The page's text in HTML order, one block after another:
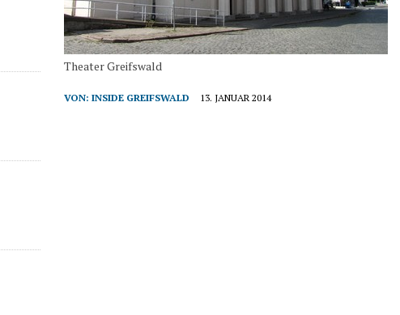
Theater Greifswald
VON:INSIDE GREIFSWALD 13. JANUAR 2014